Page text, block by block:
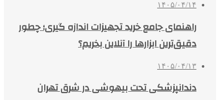
۱۴۰۵/۰۴/۱۴
راهنمای جامع خرید تجهیزات اندازه گیری؛ چطور
دقیق‌ترین ابزارها را آنلاین بخریم؟
۱۴۰۵/۰۴/۱۳
دندانپزشکی تحت بیهوشی در شرق تهران